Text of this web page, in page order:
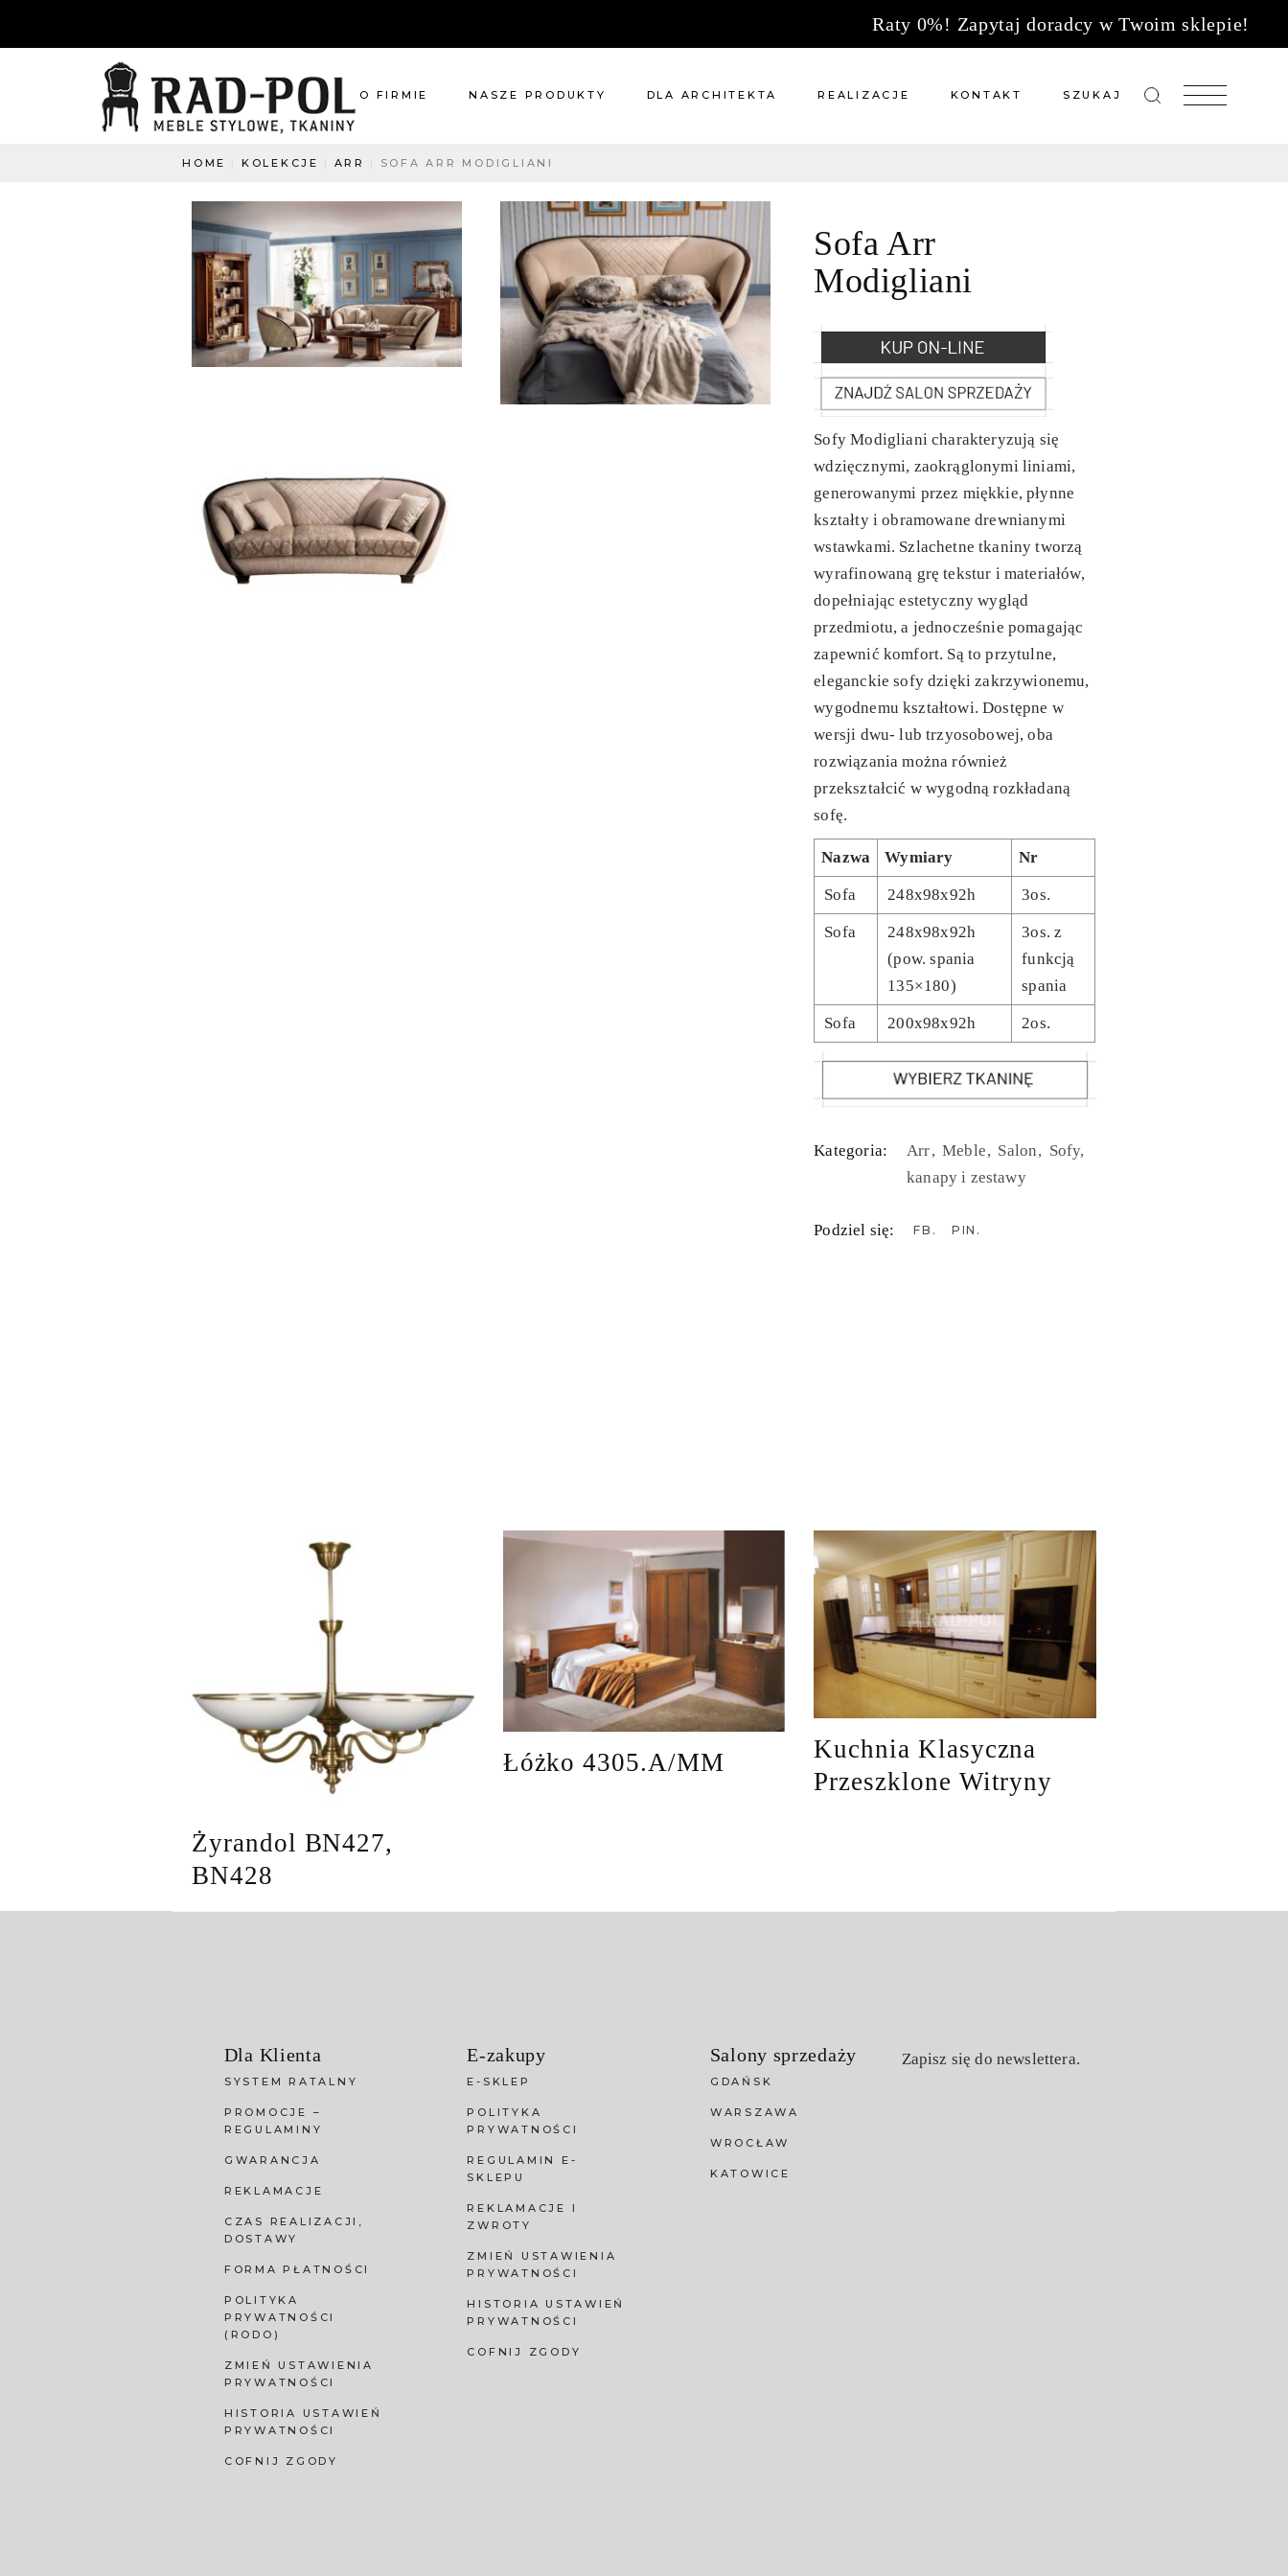
Raty 0%! Zapytaj doradcy w Twoim sklepie!
O FIRMIE
Aktualności
O co pytacie?
Napisz do nas
NASZE PRODUKTY
Pomieszczenia
Oświetlenie
Renowacje
Kuchnie
Tkaniny
Katalog
DLA ARCHITEKTA REALIZACJE KONTAKT SZUKAJ
HOME KOLEKCJE ARR SOFA ARR MODIGLIANI
Sofa Arr
Modigliani
Sofy Modigliani charakteryzują się
wdzięcznymi, zaokrąglonymi liniami,
generowanymi przez miękkie, płynne
kształty i obramowane drewnianymi
wstawkami. Szlachetne tkaniny tworzą
wyrafinowaną grę tekstur i materiałów,
dopełniając estetyczny wygląd
przedmiotu, a jednocześnie pomagając
zapewnić komfort. Są to przytulne,
eleganckie sofy dzięki zakrzywionemu,
wygodnemu kształtowi. Dostępne w
wersji dwu- lub trzyosobowej, oba
rozwiązania można również
przekształcić w wygodną rozkładaną
sofę.
Nazwa Wymiary Nr
Sofa 248x98x92h 3os.
Sofa
248x98x92h
(pow. spania
135×180)
3os. z
funkcją
spania
Sofa 200x98x92h 2os.
Kategoria: Arr Meble Salon Sofy,
kanapy i zestawy
Podziel się: FB PIN
Żyrandol BN427,
BN428
Łóżko 4305.A/MM
Kuchnia Klasyczna
Przeszklone Witryny
Dla Klienta
SYSTEM RATALNY
PROMOCJE –
REGULAMINY
GWARANCJA
REKLAMACJE
CZAS REALIZACJI,
DOSTAWY
FORMA PŁATNOŚCI
POLITYKA
PRYWATNOŚCI
(RODO)
ZMIEŃ USTAWIENIA
PRYWATNOŚCI
HISTORIA USTAWIEŃ
PRYWATNOŚCI
COFNIJ ZGODY
E-zakupy
E-SKLEP
POLITYKA
PRYWATNOŚCI
REGULAMIN E-
SKLEPU
REKLAMACJE I
ZWROTY
ZMIEŃ USTAWIENIA
PRYWATNOŚCI
HISTORIA USTAWIEŃ
PRYWATNOŚCI
COFNIJ ZGODY
Salony sprzedaży
GDAŃSK
WARSZAWA
WROCŁAW
KATOWICE
Zapisz się do newslettera.